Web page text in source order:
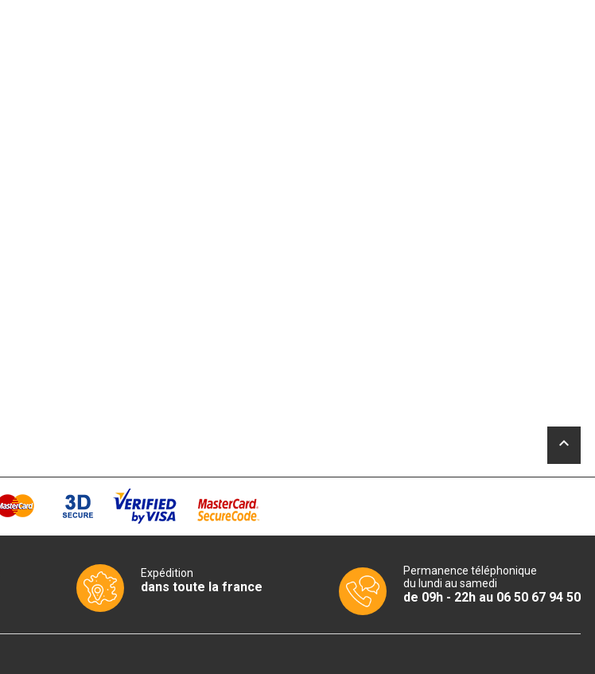
keyboard_arrow_up
Expédition
dans toute la france
Permanence téléphonique
du lundi au samedi
de 09h - 22h au 06 50 67 94 50